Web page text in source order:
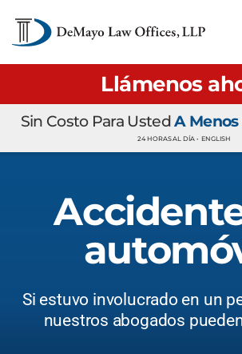
Llámenos
Sin Costo Para UstedA
24 HORAS AL DÍA • ENGLISH
Si estuvo involucrado en un
nuestros abogados